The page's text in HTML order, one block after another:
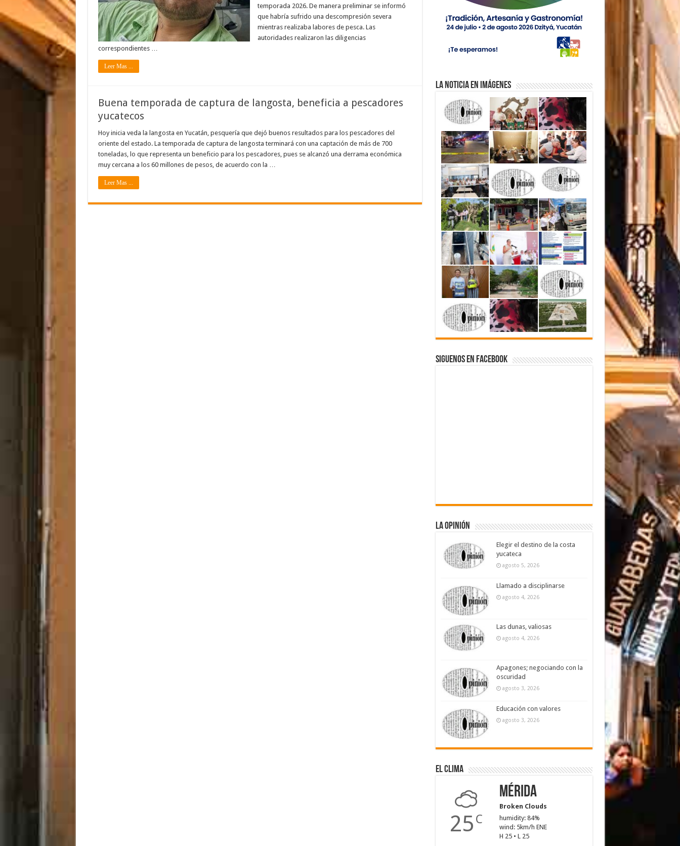
temporada 2026. De manera preliminar se informó
que habría sufrido una descompresión severa
mientras realizaba labores de pesca. Las
autoridades realizaron las diligencias
correspondientes …
Leer Mas ...
Buena temporada de captura de langosta, beneficia a pescadores
yucatecos
Hoy inicia veda la langosta en Yucatán, pesquería que dejó buenos resultados para los pescadores del
oriente del estado. La temporada de captura de langosta terminará con una captación de más de 700
toneladas, lo que representa un beneficio para los pescadores, pues se alcanzó una derrama económica
muy cercana a los 60 millones de pesos, de acuerdo con la …
Leer Mas ...
La Noticia en Imágenes
Siguenos en Facebook
La Opinión
Elegir el destino de la costa
yucateca
agosto 5, 2026
Llamado a disciplinarse
agosto 4, 2026
Las dunas, valiosas
agosto 4, 2026
Apagones; negociando con la
oscuridad
agosto 3, 2026
Educación con valores
agosto 3, 2026
El Clima
25 C
Mérida
Broken Clouds
humidity: 84%
wind: 5km/h ENE
H 25 • L 25